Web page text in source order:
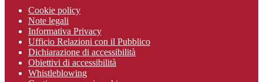
Cookie policy
Note legali
Informativa Privacy
Ufficio Relazioni con il Pubblico
Dichiarazione di accessibilità
Obiettivi di accessibilità
Whistleblowing